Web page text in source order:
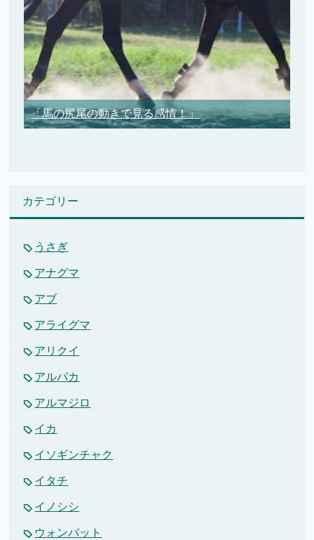
「馬の尻尾の動きで見る感情！」
カテゴリー
うさぎ
アナグマ
アブ
アライグマ
アリクイ
アルパカ
アルマジロ
イカ
イソギンチャク
イタチ
イノシシ
ウォンバット